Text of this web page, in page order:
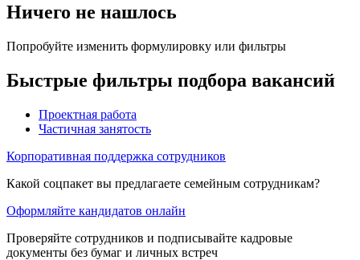
Ничего не нашлось
Попробуйте изменить формулировку или фильтры
Быстрые фильтры подбора вакансий
Проектная работа
Частичная занятость
Корпоративная поддержка сотрудников
Какой соцпакет вы предлагаете семейным сотрудникам?
Оформляйте кандидатов онлайн
Проверяйте сотрудников и подписывайте кадровые
документы без бумаг и личных встреч